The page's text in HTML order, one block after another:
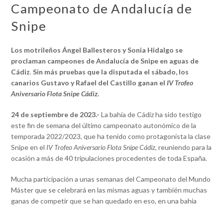
Campeonato de Andalucía de
Snipe
Los motrileños Ángel Ballesteros y Sonia Hidalgo se
proclaman campeones de Andalucía de Snipe en aguas de
Cádiz.Sin más pruebas que la disputada el sábado, los
canarios Gustavo y Rafael del Castillo ganan el IV Trofeo
Aniversario Flota Snipe Cádiz.
24 de septiembre de 2023.- La bahía de Cádiz ha sido testigo
este fin de semana del último campeonato autonómico de la
temporada 2022/2023, que ha tenido como protagonista la clase
Snipe en el IV Trofeo Aniversario Flota Snipe Cádiz, reuniendo para la
ocasión a más de 40 tripulaciones procedentes de toda España.
Mucha participación a unas semanas del Campeonato del Mundo
Máster que se celebrará en las mismas aguas y también muchas
ganas de competir que se han quedado en eso, en una bahía